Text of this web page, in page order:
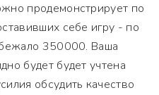
продемонстрирует по
себе игру - по
350000. Ваша
будет будет учтена
обсудить качество